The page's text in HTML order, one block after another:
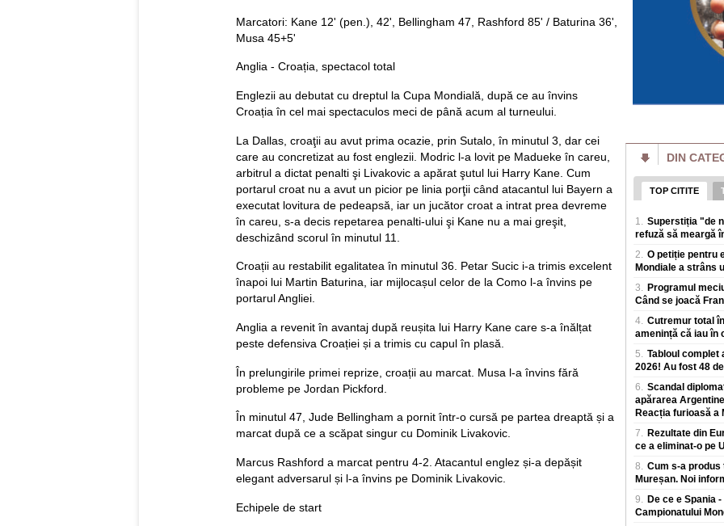
Marcatori: Kane 12' (pen.), 42', Bellingham 47, Rashford 85' / Baturina 36',
Musa 45+5'
Anglia - Croația, spectacol total
Englezii au debutat cu dreptul la Cupa Mondială, după ce au învins
Croația în cel mai spectaculos meci de până acum al turneului.
La Dallas, croaţii au avut prima ocazie, prin Sutalo, în minutul 3, dar cei
care au concretizat au fost englezii. Modric l-a lovit pe Madueke în careu,
arbitrul a dictat penalti şi Livakovic a apărat şutul lui Harry Kane. Cum
portarul croat nu a avut un picior pe linia porţii când atacantul lui Bayern a
executat lovitura de pedeapsă, iar un jucător croat a intrat prea devreme
în careu, s-a decis repetarea penalti-ului şi Kane nu a mai greşit,
deschizând scorul în minutul 11.
Croații au restabilit egalitatea în minutul 36. Petar Sucic i-a trimis excelent
înapoi lui Martin Baturina, iar mijlocașul celor de la Como l-a învins pe
portarul Angliei.
Anglia a revenit în avantaj după reușita lui Harry Kane care s-a înălțat
peste defensiva Croației și a trimis cu capul în plasă.
În prelungirile primei reprize, croații au marcat. Musa l-a învins fără
probleme pe Jordan Pickford.
În minutul 47, Jude Bellingham a pornit într-o cursă pe partea dreaptă și a
marcat după ce a scăpat singur cu Dominik Livakovic.
Marcus Rashford a marcat pentru 4-2. Atacantul englez și-a depășit
elegant adversarul și l-a învins pe Dominik Livakovic.
Echipele de start
Dunarea a
pe țarm, in zona
devreme, aceste
Cum
bruia Starlink.
Rusia a prezentat
Prețul energiei
estimat la 5.9%
Prima saptamana
iulie unitatea 1 a
Amenzi pentru
drumului. Unde
producerii unor
Polițiștii rutieri au
fructe sau celor
de sezon, dupa ce
DIN
TOP CITITE
1. Superstiția "de
refuză să meargă
2. O petiție pentru
Mondiale a strâns
3. Programul
Când se joacă
4. Cutremur total
amenință că iau în
5. Tabloul complet
2026! Au fost 48
6. Scandal
apărarea
Reacția furioasă a
7. Rezultate din
ce a eliminat-o pe
8. Cum s-a produs
Mureșan. Noi
9. De ce e Spania
Campionatului